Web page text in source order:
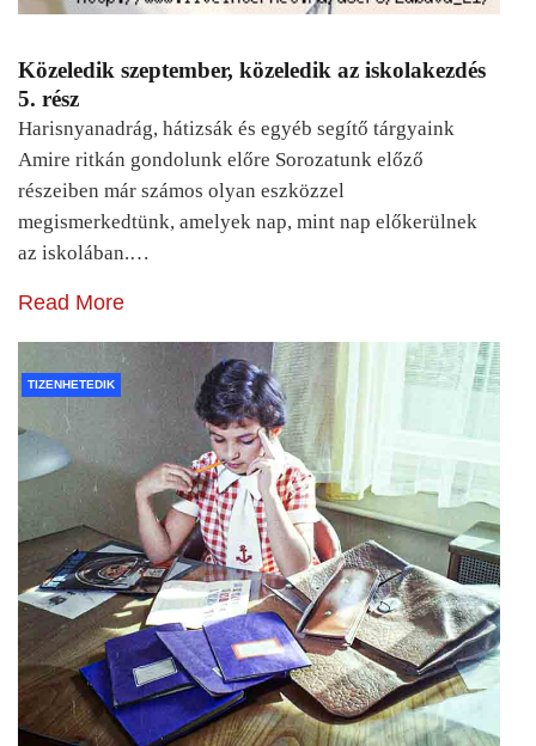
Közeledik szeptember, közeledik az iskolakezdés
5. rész
Harisnyanadrág, hátizsák és egyéb segítő tárgyaink
Amire ritkán gondolunk előre Sorozatunk előző
részeiben már számos olyan eszközzel
megismerkedtünk, amelyek nap, mint nap előkerülnek
az iskolában.…
Read More
TIZENHETEDIK